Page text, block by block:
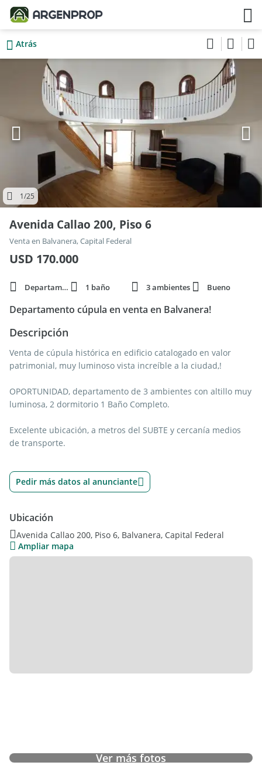
Atrás
1/25
Avenida Callao 200, Piso 6
Venta en Balvanera, Capital Federal
USD 170.000
Departamento 1 baño 3 ambientes Bueno
Departamento cúpula en venta en Balvanera!
Descripción
Venta de cúpula histórica en edificio catalogado en valor
patrimonial, muy luminoso vista increíble a la ciudad,!
OPORTUNIDAD, departamento de 3 ambientes con altillo muy
luminosa, 2 dormitorio 1 Baño Completo.
Excelente ubicación, a metros del SUBTE y cercanía medios
de transporte.
Pedir más datos al anunciante
Ubicación
Avenida Callao 200, Piso 6, Balvanera, Capital Federal
Ampliar mapa
Ver más fotos